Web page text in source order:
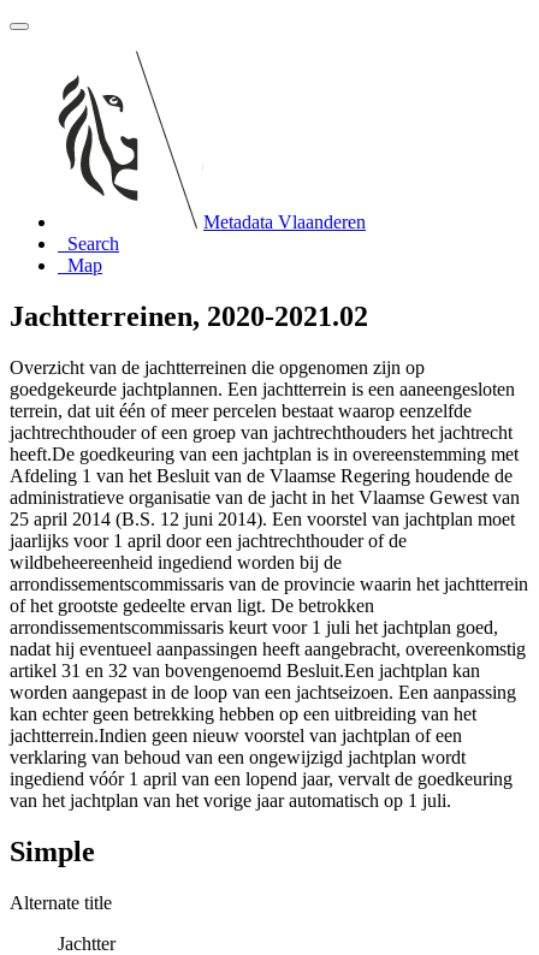
Metadata Vlaanderen
Search
Map
Jachtterreinen, 2020-2021.02
Overzicht van de jachtterreinen die opgenomen zijn op
goedgekeurde jachtplannen. Een jachtterrein is een aaneengesloten
terrein, dat uit één of meer percelen bestaat waarop eenzelfde
jachtrechthouder of een groep van jachtrechthouders het jachtrecht
heeft.De goedkeuring van een jachtplan is in overeenstemming met
Afdeling 1 van het Besluit van de Vlaamse Regering houdende de
administratieve organisatie van de jacht in het Vlaamse Gewest van
25 april 2014 (B.S. 12 juni 2014). Een voorstel van jachtplan moet
jaarlijks voor 1 april door een jachtrechthouder of de
wildbeheereenheid ingediend worden bij de
arrondissementscommissaris van de provincie waarin het jachtterrein
of het grootste gedeelte ervan ligt. De betrokken
arrondissementscommissaris keurt voor 1 juli het jachtplan goed,
nadat hij eventueel aanpassingen heeft aangebracht, overeenkomstig
artikel 31 en 32 van bovengenoemd Besluit.Een jachtplan kan
worden aangepast in de loop van een jachtseizoen. Een aanpassing
kan echter geen betrekking hebben op een uitbreiding van het
jachtterrein.Indien geen nieuw voorstel van jachtplan of een
verklaring van behoud van een ongewijzigd jachtplan wordt
ingediend vóór 1 april van een lopend jaar, vervalt de goedkeuring
van het jachtplan van het vorige jaar automatisch op 1 juli.
Simple
Alternate title
Jachtter